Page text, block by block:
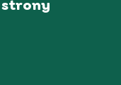
strony